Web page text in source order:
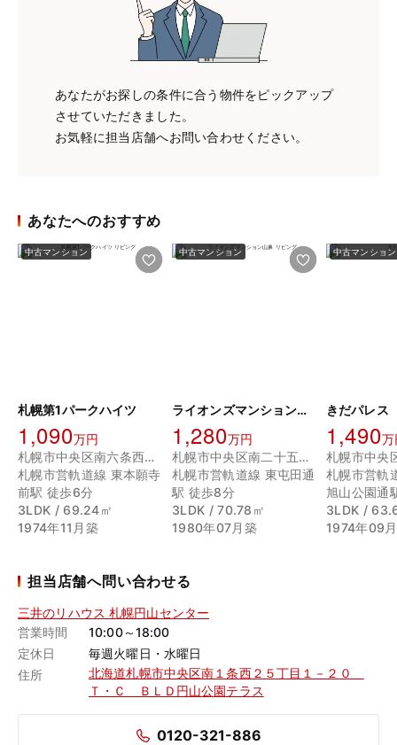
あなたがお探しの条件に合う物件をピックアップ
させていただきました。
お気軽に担当店舗へお問い合わせください。
あなたへのおすすめ
中古マンション
札幌第1パークハイツ
1,090万円
札幌市中央区南六条西９丁目
札幌市営軌道線 東本願寺
前駅 徒歩6分
3LDK / 69.24㎡
1974年11月築
中古マンション
ライオンズマンション山鼻
1,280万円
札幌市中央区南二十五条西８丁目
札幌市営軌道線 東屯田通
駅 徒歩8分
3LDK / 70.78㎡
1980年07月築
中古マンション
きだパレス
1,490万
札幌市営軌
旭山公園通
3LDK /
1974年09
担当店舗へ問い合わせる
三井のリハウス 札幌円山センター
営業時間
10:00～18:00
定休日
毎週火曜日・水曜日
住所
北海道札幌市中央区南１条西２５丁目１－２０
Ｔ・Ｃ ＢＬＤ円山公園テラス
0120-321-886